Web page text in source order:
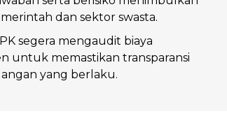
dan sektor swasta.
segera mengaudit biaya
untuk memastikan transparansi
yang berlaku.